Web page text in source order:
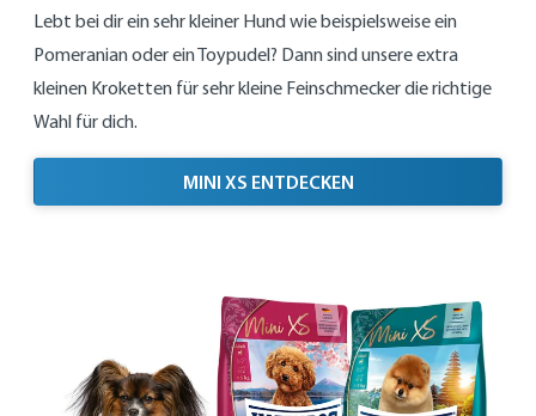
Lebt bei dir ein sehr kleiner Hund wie beispielsweise ein
Pomeranian oder ein Toypudel? Dann sind unsere extra
kleinen Kroketten für sehr kleine Feinschmecker die richtige
Wahl für dich.
MINI XS ENTDECKENFÜR SEHR KLEINE